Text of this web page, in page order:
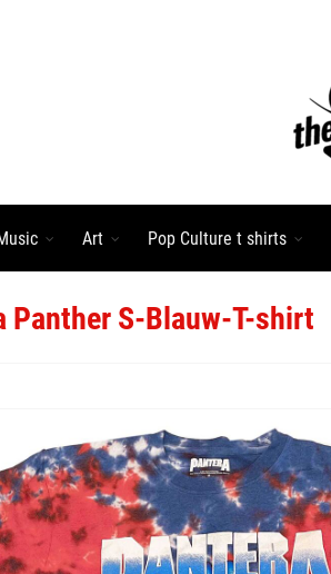
Art Pop Culture t shirts
Panther S-Blauw-T-shirt